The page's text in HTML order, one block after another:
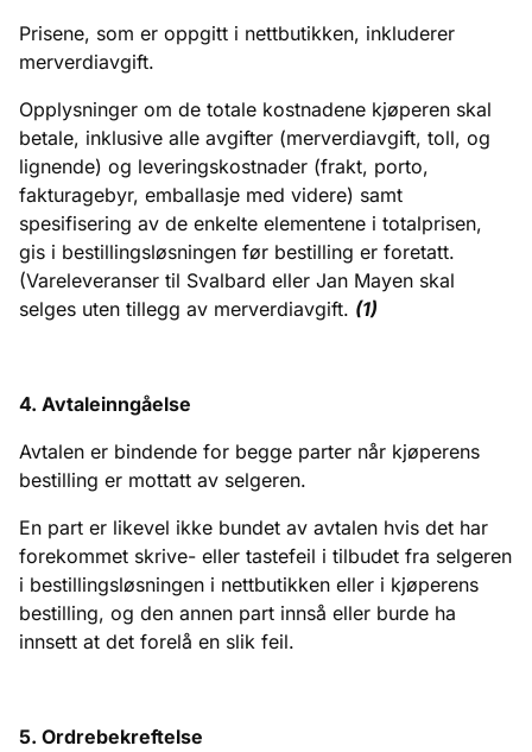
Prisene, som er oppgitt i nettbutikken, inkluderer
merverdiavgift.
Opplysninger om de totale kostnadene kjøperen skal
betale, inklusive alle avgifter (merverdiavgift, toll, og
lignende) og leveringskostnader (frakt, porto,
fakturagebyr, emballasje med videre) samt
spesifisering av de enkelte elementene i totalprisen,
gis i bestillingsløsningen før bestilling er foretatt.
(Vareleveranser til Svalbard eller Jan Mayen skal
selges uten tillegg av merverdiavgift. (1)
4. Avtaleinngåelse
Avtalen er bindende for begge parter når kjøperens
bestilling er mottatt av selgeren.
En part er likevel ikke bundet av avtalen hvis det har
forekommet skrive- eller tastefeil i tilbudet fra selgeren
i bestillingsløsningen i nettbutikken eller i kjøperens
bestilling, og den annen part innså eller burde ha
innsett at det forelå en slik feil.
5. Ordrebekreftelse